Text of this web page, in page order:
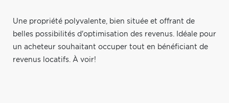
Une propriété polyvalente, bien située et offrant de
belles possibilités d'optimisation des revenus. Idéale pour
un acheteur souhaitant occuper tout en bénéficiant de
revenus locatifs. À voir!